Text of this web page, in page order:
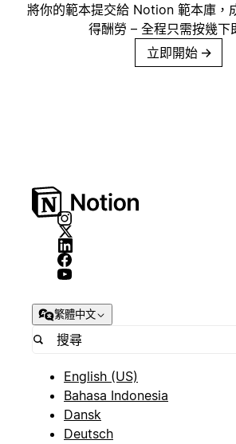
將你的範本提交給 Notion 範本庫，
得酬勞 – 全程只需按幾下
立即開始 →
繁體中文
English (US)
Bahasa Indonesia
Dansk
Deutsch